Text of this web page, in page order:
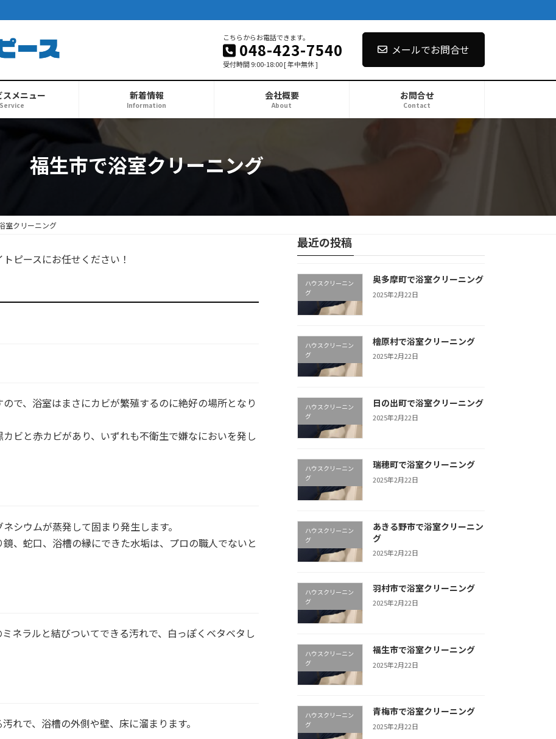
こちらからお電話できます。
048-423-7540
受付時間 9:00-18:00 [ 年中無休 ]
メールでお問合せ
スメニュー
Service
新着情報
Information
会社概要
About
お問合せ
Contact
福生市で浴室クリーニング
室クリーニング
ピースにお任せください！
で、浴室はまさにカビが繁殖するのに絶好の場所となり
ビと赤カビがあり、いずれも不衛生で嫌なにおいを発し
シウムが蒸発して固まり発生します。
、蛇口、浴槽の縁にできた水垢は、プロの職人でないと
ネラルと結びついてできる汚れで、白っぽくベタベタし
れで、浴槽の外側や壁、床に溜まります。
最近の投稿
ハウスクリーニン
グ
奥多摩町で浴室クリーニング
2025年2月22日
ハウスクリーニン
グ
檜原村で浴室クリーニング
2025年2月22日
ハウスクリーニン
グ
日の出町で浴室クリーニング
2025年2月22日
ハウスクリーニン
グ
瑞穂町で浴室クリーニング
2025年2月22日
ハウスクリーニン
グ
あきる野市で浴室クリーニン
グ
2025年2月22日
ハウスクリーニン
グ
羽村市で浴室クリーニング
2025年2月22日
ハウスクリーニン
グ
福生市で浴室クリーニング
2025年2月22日
ハウスクリーニン
グ
青梅市で浴室クリーニング
2025年2月22日